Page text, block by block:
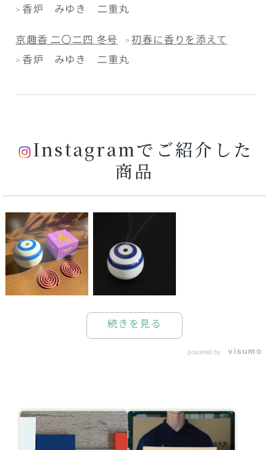
> 香炉 みゆき 二重丸
京趣香 二〇二四 冬号 >初春に香りを添えて
> 香炉 みゆき 二重丸
Instagramでご紹介した
商品
続きを見る
powered by